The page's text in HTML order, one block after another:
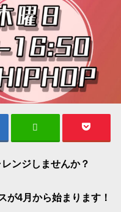
ンジしませんか？
4月から始まります！